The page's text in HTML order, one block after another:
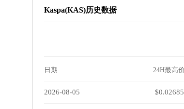
Kaspa(KAS)历史数据
日期 24H最高
2026-08-05